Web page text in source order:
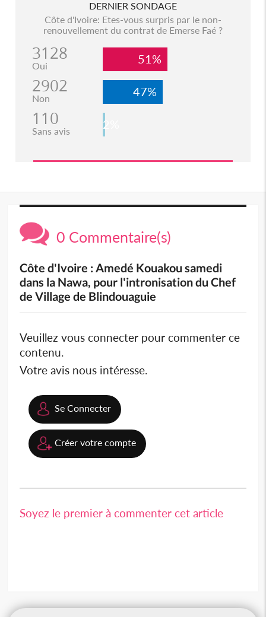
DERNIER SONDAGE
Côte d'Ivoire: Etes-vous surpris par le non-
renouvellement du contrat de Emerse Faé ?
3128
Oui 51%
2902
Non 47%
110
Sans avis 2%
0 Commentaire(s)
Côte d'Ivoire : Amedé Kouakou samedi
dans la Nawa, pour l'intronisation du Chef
de Village de Blindouaguie
Veuillez vous connecter pour commenter ce
contenu.
Votre avis nous intéresse.
Se Connecter
Créer votre compte
Soyez le premier à commenter cet article